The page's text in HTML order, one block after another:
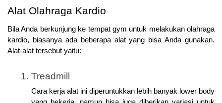
Alat Olahraga Kardio
Bila Anda berkunjung ke tempat gym untuk melakukan olahraga
kardio, biasanya ada beberapa alat yang bisa Anda gunakan.
Alat-alat tersebut yaitu:
Treadmill
Cara kerja alat ini diperuntukkan lebih banyak lower body